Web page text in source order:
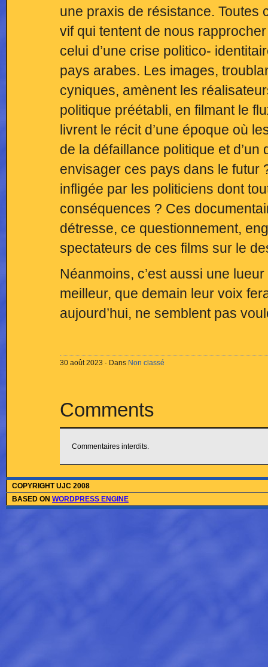
une praxis de résistance. Toutes
vif qui tentent de nous
celui d’une crise politico-
pays arabes. Les images,
cyniques, amènent les
politique préétabli, en filmant le
livrent le récit d’une époque où
de la défaillance politique et
envisager ces pays dans le futur
infligée par les politiciens dont
conséquences ? Ces
détresse, ce questionnement,
spectateurs de ces films sur le
Néanmoins, c’est aussi une
meilleur, que demain leur voix
aujourd’hui, ne semblent pas
30 août 2023 · Dans Non classé
Comments
Commentaires interdits.
COPYRIGHT UJC 2008
BASED ON WORDPRESS ENGINE